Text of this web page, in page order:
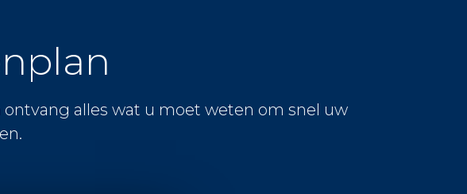
alles wat u moet weten om snel uw